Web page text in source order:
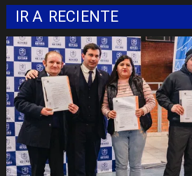
IR A RECIENTE